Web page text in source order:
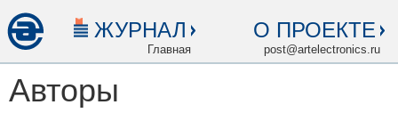
ЖУРНАЛ
Главная
О ПРОЕКТЕ
post@artelectronics.ru
Авторы